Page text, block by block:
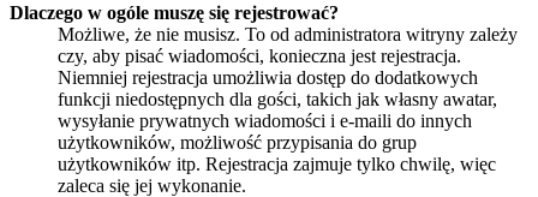
Dlaczego w ogóle muszę się rejestrować?
Możliwe, że nie musisz. To od administratora witryny zależy
czy, aby pisać wiadomości, konieczna jest rejestracja.
Niemniej rejestracja umożliwia dostęp do dodatkowych
funkcji niedostępnych dla gości, takich jak własny awatar,
wysyłanie prywatnych wiadomości i e-maili do innych
użytkowników, możliwość przypisania do grup
użytkowników itp. Rejestracja zajmuje tylko chwilę, więc
zaleca się jej wykonanie.